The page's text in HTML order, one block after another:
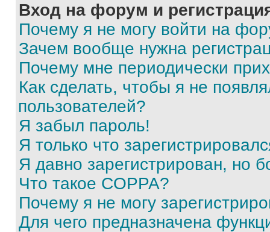
Вход на форум и
Почему я не могу войти на
Зачем вообще нужна
Почему мне периодически
Как сделать, чтобы я не
пользователей?
Я забыл пароль!
Я только что
Я давно зарегистрирован, но
Что такое COPPA?
Почему я не могу
Для чего предназначена